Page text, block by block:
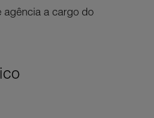
agência a cargo do